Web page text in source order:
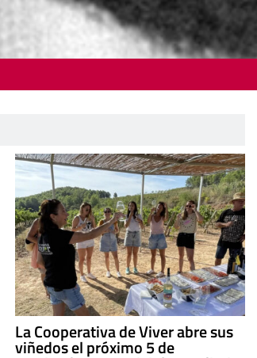
La Cooperativa de Viver abre sus
viñedos el próximo 5 de